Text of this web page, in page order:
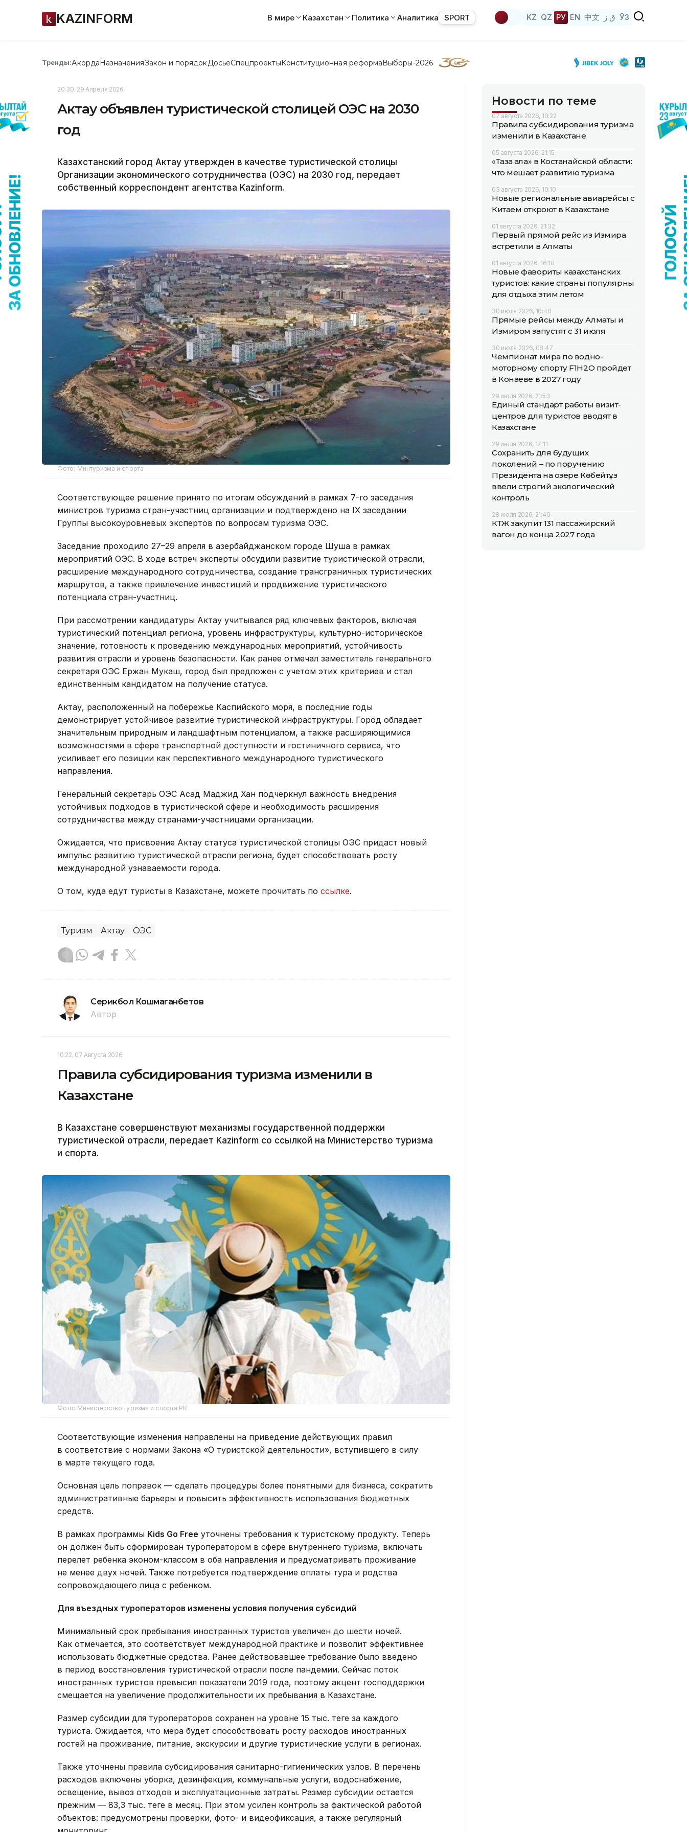
KAZINFORM В мире Казахстан Политика Аналитика SPORT KZ QZ РУ EN 中文 ق ز ЎЗ
Тренды:АкордаНазначенияЗакон и порядок ДосьеСпецпроектыКонституционная реформаВыборы-2026
20:30, 29 Апреля 2026
Актау объявлен туристической столицей ОЭС на 2030
год
Казахстанский город Актау утвержден в качестве туристической столицы
Организации экономического сотрудничества (ОЭС) на 2030 год, передает
собственный корреспондент агентства Kazinform.
Фото: Минтуризма и спорта
Соответствующее решение принято по итогам обсуждений в рамках 7-го заседания
министров туризма стран-участниц организации и подтверждено на IX заседании
Группы высокоуровневых экспертов по вопросам туризма ОЭС.
Заседание проходило 27–29 апреля в азербайджанском городе Шуша в рамках
мероприятий ОЭС. В ходе встреч эксперты обсудили развитие туристической отрасли,
расширение международного сотрудничества, создание трансграничных туристических
маршрутов, а также привлечение инвестиций и продвижение туристического
потенциала стран-участниц.
При рассмотрении кандидатуры Актау учитывался ряд ключевых факторов, включая
туристический потенциал региона, уровень инфраструктуры, культурно-историческое
значение, готовность к проведению международных мероприятий, устойчивость
развития отрасли и уровень безопасности. Как ранее отмечал заместитель генерального
секретаря ОЭС Ержан Мукаш, город был предложен с учетом этих критериев и стал
единственным кандидатом на получение статуса.
Актау, расположенный на побережье Каспийского моря, в последние годы
демонстрирует устойчивое развитие туристической инфраструктуры. Город обладает
значительным природным и ландшафтным потенциалом, а также расширяющимися
возможностями в сфере транспортной доступности и гостиничного сервиса, что
усиливает его позиции как перспективного международного туристического
направления.
Генеральный секретарь ОЭС Асад Маджид Хан подчеркнул важность внедрения
устойчивых подходов в туристической сфере и необходимость расширения
сотрудничества между странами-участницами организации.
Ожидается, что присвоение Актау статуса туристической столицы ОЭС придаст новый
импульс развитию туристической отрасли региона, будет способствовать росту
международной узнаваемости города.
О том, куда едут туристы в Казахстане, можете прочитать по ссылке.
Туризм Актау ОЭС
Серикбол Кошмаганбетов
Автор
10:22, 07 Августа 2026
Правила субсидирования туризма изменили в
Казахстане
В Казахстане совершенствуют механизмы государственной поддержки
туристической отрасли, передает Kazinform со ссылкой на Министерство туризма
и спорта.
Фото: Министерство туризма и спорта РК
Соответствующие изменения направлены на приведение действующих правил
в соответствие с нормами Закона «О туристской деятельности», вступившего в силу
в марте текущего года.
Основная цель поправок — сделать процедуры более понятными для бизнеса, сократить
административные барьеры и повысить эффективность использования бюджетных
средств.
В рамках программы Kids Go Free уточнены требования к туристскому продукту. Теперь
он должен быть сформирован туроператором в сфере внутреннего туризма, включать
перелет ребенка эконом-классом в оба направления и предусматривать проживание
не менее двух ночей. Также потребуется подтверждение оплаты тура и родства
сопровождающего лица с ребенком.
Для въездных туроператоров изменены условия получения субсидий
Минимальный срок пребывания иностранных туристов увеличен до шести ночей.
Как отмечается, это соответствует международной практике и позволит эффективнее
использовать бюджетные средства. Ранее действовавшее требование было введено
в период восстановления туристической отрасли после пандемии. Сейчас поток
иностранных туристов превысил показатели 2019 года, поэтому акцент господдержки
смещается на увеличение продолжительности их пребывания в Казахстане.
Размер субсидии для туроператоров сохранен на уровне 15 тыс. теңге за каждого
туриста. Ожидается, что мера будет способствовать росту расходов иностранных
гостей на проживание, питание, экскурсии и другие туристические услуги в регионах.
Также уточнены правила субсидирования санитарно-гигиенических узлов. В перечень
расходов включены уборка, дезинфекция, коммунальные услуги, водоснабжение,
освещение, вывоз отходов и эксплуатационные затраты. Размер субсидии остается
прежним — 83,3 тыс. теңге в месяц. При этом усилен контроль за фактической работой
объектов: предусмотрены проверки, фото- и видеофиксация, а также регулярный
Новости по теме
07 августа 2026, 10:22
Правила субсидирования туризма
изменили в Казахстане
05 августа 2026, 21:15
«Таза қала» в Костанайской области:
что мешает развитию туризма
03 августа 2026, 10:10
Новые региональные авиарейсы с
Китаем откроют в Казахстане
01 августа 2026, 21:32
Первый прямой рейс из Измира
встретили в Алматы
01 августа 2026, 16:10
Новые фавориты казахстанских
туристов: какие страны популярны
для отдыха этим летом
30 июля 2026, 10:40
Прямые рейсы между Алматы и
Измиром запустят с 31 июля
30 июля 2026, 08:47
Чемпионат мира по водно-
моторному спорту F1H2O пройдет
в Конаеве в 2027 году
29 июля 2026, 21:53
Единый стандарт работы визит-
центров для туристов вводят в
Казахстане
29 июля 2026, 17:11
Сохранить для будущих
поколений – по поручению
Президента на озере Көбейтұз
ввели строгий экологический
контроль
28 июля 2026, 21:40
КТЖ закупит 131 пассажирский
вагон до конца 2027 года